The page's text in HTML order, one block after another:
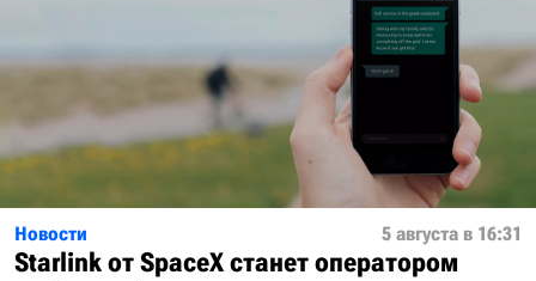
Новости 5 августа в 16:31
Starlink от SpaceX станет оператором